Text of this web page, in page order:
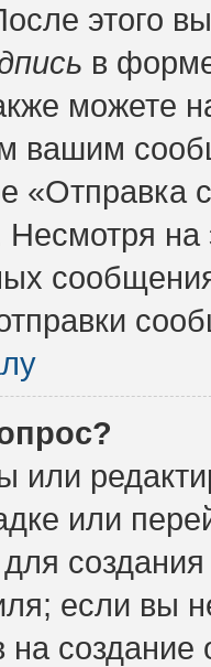
этого
в
можете
вашим
«Отправка
или
или
если вы
на